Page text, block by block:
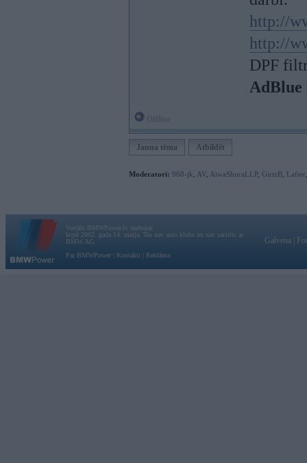
http://
http://
DPF
AdBlue
Jauna tēma Atbildēt
Moderatori: 968-jk AV AiwaShuraLLP, GirtzB Lafter
Vortāls BMWPower.lv darbojas
kopš 2002. gada 14. maija. Tas nav auto klubs un nav saistīts ar
BMW AG.
Par BMWPower
Kontakti Reklāma
Galvena